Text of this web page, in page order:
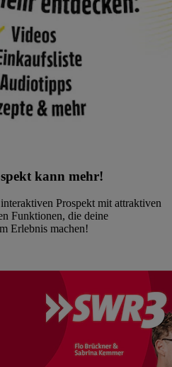
kann mehr!
Prospekt mit attraktiven
Funktionen, die deine
Erlebnis machen!